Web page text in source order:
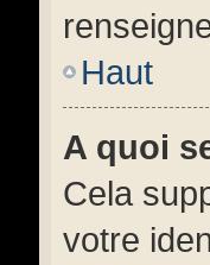
Haut
A quoi
Cela
votre